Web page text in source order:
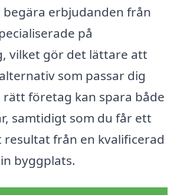
begära erbjudanden från
på
vilket gör det lättare att
som passar dig
rätt företag kan spara både
samtidigt som du får ett
från en kvalificerad
byggplats.